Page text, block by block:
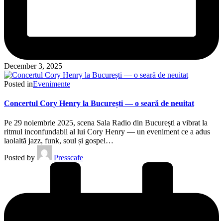
December 3, 2025
Posted inEvenimente
Concertul Cory Henry la București — o seară de neuitat
Pe 29 noiembrie 2025, scena Sala Radio din București a vibrat la
ritmul inconfundabil al lui Cory Henry — un eveniment ce a adus
laolaltă jazz, funk, soul și gospel…
Posted by
Presscafe